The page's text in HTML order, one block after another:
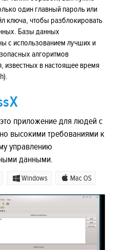
один главный пароль или
ключа, чтобы разблокировать
Базы данных
с использованием лучших и
алгоритмов
известных в настоящее время
приложение для людей с
высокими требованиями к
управлению
данными.
Windows Mac OS